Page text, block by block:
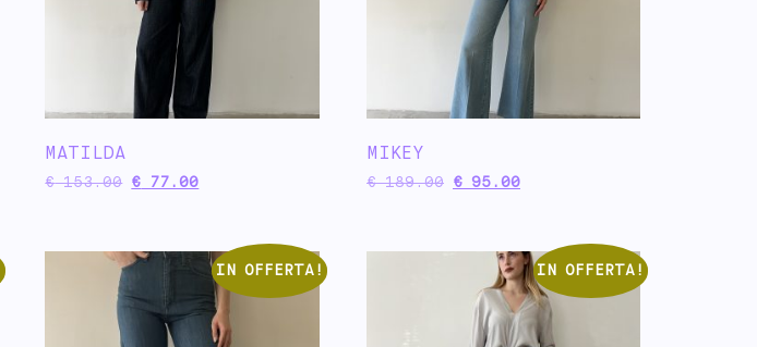
MATILDA
€153.00 € 77.00
MIKEY
€189.00 € 95.00
IN OFFERTA! IN OFFERTA!